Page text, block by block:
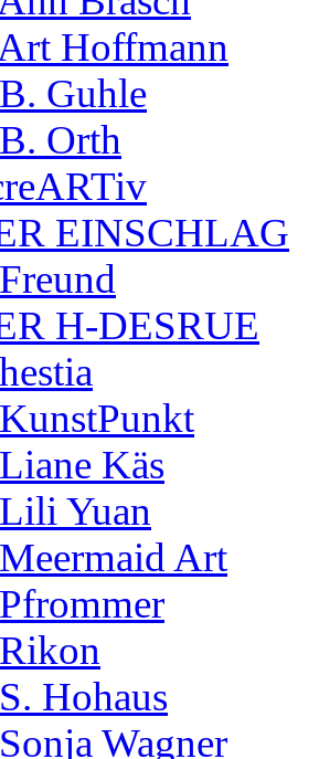
Hoffmann
Guhle
Orth
EINSCHLAG
H-DESRUE
Käs
Yuan
Art
Hohaus
Wagner